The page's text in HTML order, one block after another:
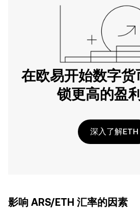
在欧易开始数字货
锁更高的盈
深入了解ETH
影响 ARS/ETH 汇率的因素